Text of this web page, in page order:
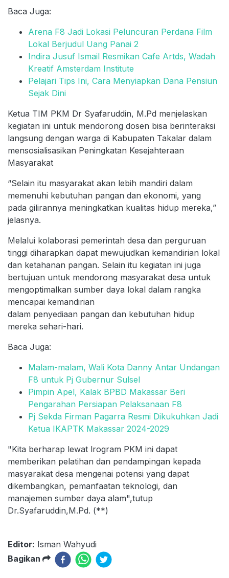
Baca Juga:
Arena F8 Jadi Lokasi Peluncuran Perdana Film
Lokal Berjudul Uang Panai 2
Indira Jusuf Ismail Resmikan Cafe Artds, Wadah
Kreatif Amsterdam Institute
Pelajari Tips Ini, Cara Menyiapkan Dana Pensiun
Sejak Dini
Ketua TIM PKM Dr Syafaruddin, M.Pd menjelaskan
kegiatan ini untuk mendorong dosen bisa berinteraksi
langsung dengan warga di Kabupaten Takalar dalam
mensosialisasikan Peningkatan Kesejahteraan
Masyarakat
“Selain itu masyarakat akan lebih mandiri dalam
memenuhi kebutuhan pangan dan ekonomi, yang
pada gilirannya meningkatkan kualitas hidup mereka,”
jelasnya.
Melalui kolaborasi pemerintah desa dan perguruan
tinggi diharapkan dapat mewujudkan kemandirian lokal
dan ketahanan pangan. Selain itu kegiatan ini juga
bertujuan untuk mendorong masyarakat desa untuk
mengoptimalkan sumber daya lokal dalam rangka
mencapai kemandirian
dalam penyediaan pangan dan kebutuhan hidup
mereka sehari-hari.
Baca Juga:
Malam-malam, Wali Kota Danny Antar Undangan
F8 untuk Pj Gubernur Sulsel
Pimpin Apel, Kalak BPBD Makassar Beri
Pengarahan Persiapan Pelaksanaan F8
Pj Sekda Firman Pagarra Resmi Dikukuhkan Jadi
Ketua IKAPTK Makassar 2024-2029
"Kita berharap lewat lrogram PKM ini dapat
memberikan pelatihan dan pendampingan kepada
masyarakat desa mengenai potensi yang dapat
dikembangkan, pemanfaatan teknologi, dan
manajemen sumber daya alam",tutup
Dr.Syafaruddin,M.Pd. (**)
Editor: Isman Wahyudi
Bagikan